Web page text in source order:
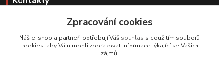
Zákaznická podpora
+420 608 331 344
(Po-Pá, 11-17 hod.; So, 9-12 hod.)
Zpracování cookies
Náš e-shop a partneři potřebují Váš souhlas s použitím souborů
cookies, aby Vám mohli zobrazovat informace týkající se Vašich
zájmů.